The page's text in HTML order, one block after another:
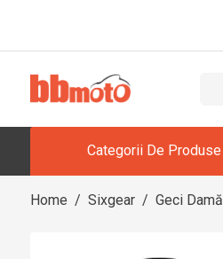
Categorii De Produse
Home / Sixgear / Geci Damă